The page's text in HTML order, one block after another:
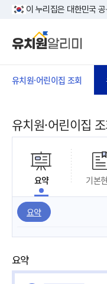
이 누리집은 대한민국
유치원·어린이집 조회
유치원·어린이집
요약 기본
요약
요약